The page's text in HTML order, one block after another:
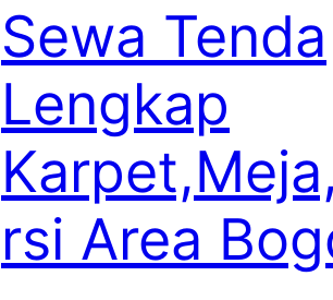
Sewa Tenda
Lengkap
rsi Area